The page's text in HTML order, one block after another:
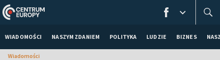
WIADOMOŚCI NASZYM ZDANIEM POLITYKA LUDZIE BIZNES
Wiadomości